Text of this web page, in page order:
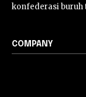
konfederasi buruh
COMPANY